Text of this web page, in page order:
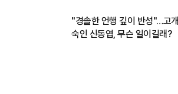
"경솔한 언행 깊이 반성"…고개
숙인 신동엽, 무슨 일이길래?